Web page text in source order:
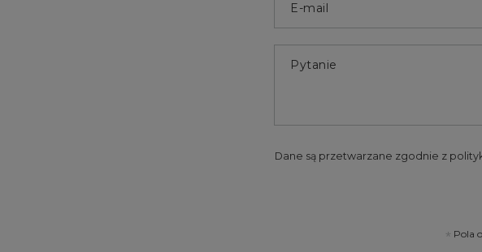
E-mail
Pytanie
Dane są przetwarzane zgodnie z
Pola